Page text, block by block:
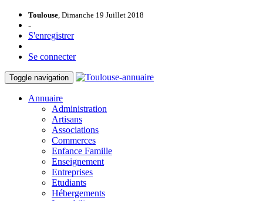
Toulouse, Dimanche 19 Juillet 2018
-
S'enregistrer
Se connecter
Toggle navigation
Annuaire
Administration
Artisans
Associations
Commerces
Enfance Famille
Enseignement
Entreprises
Etudiants
Hébergements